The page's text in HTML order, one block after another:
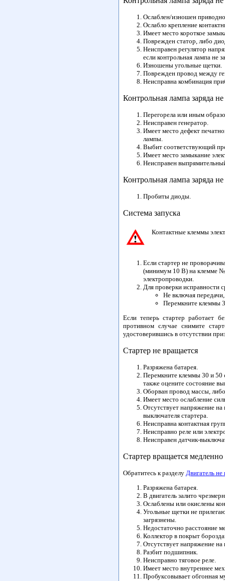
Ослаблен/изношен
Ослабло крепление
Имеет место короткое
Поврежден статор, либо
Неисправен регулятор
если контрольная лампа не
Изношены угольные щетки.
Поврежден провод между
Неисправна комбинация
Контрольная лампа заряда
Перегорела или иным
Неисправен генератор.
Имеет место дефект
лампы.
Выбит соответствующий
Имеет место замыкание
Неисправен
Контрольная лампа заряда
Пробиты диоды.
Система запуска
Контактные клеммы
Если стартер не
(минимум 10 В) на клемме №
электропроводки.
Для проверки исправности
Не включая
Перемкните клеммы
Если теперь стартер работает
противном случае снимите
удостоверившись в отсутствии
Стартер не вращается
Разряжена батарея.
Перемкните клеммы 30 и 50
также оцените состояние
Оборван провод массы,
Имеет место ослабление
Отсутствует напряжение на
выключателя стартера.
Неисправна контактная
Неисправно реле или
Неисправен датчик-
Стартер вращается
Обратитесь к разделу Двигатель
Разряжена батарея.
В двигатель залито
Ослаблены или окислены
Угольные щетки не
загрязнены.
Недостаточно расстояние
Коллектор в покрыт
Отсутствует напряжение
Разбит подшипник.
Неисправно тяговое реле.
Имеет место внутреннее
Пробуксовывает обгонная